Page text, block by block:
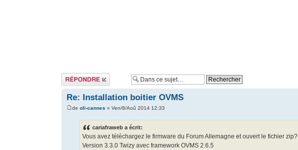
Répondre
Re: Installation boitier OVMS
de oli-cannes » Ven/8/Aoû 2014 12:33
cariafraweb a écrit:
Vous avez téléchargez le firmware du Forum Allemagne et ouvert le fichier zip?
Version 3.3.0 Twizy avec framework OVMS 2.6.5